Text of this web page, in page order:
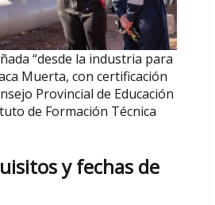
“desde la industria para
Muerta, con certificación
Provincial de Educación
de Formación Técnica
y fechas de